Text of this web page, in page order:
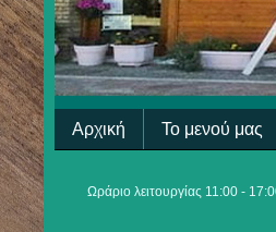
Αρχική Το μενού μας
Ωράριο λειτουργίας 11:00 -